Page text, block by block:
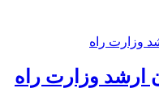
ارشد وزارت راه